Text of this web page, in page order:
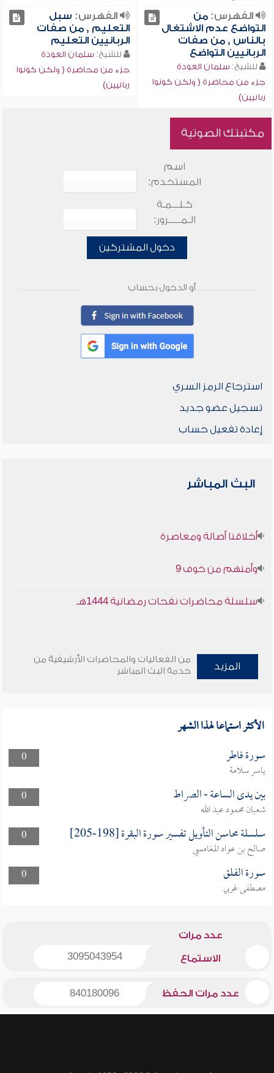
الفهرس:من
التواضع عدم الاشتغال
بالناس , من صفات
الربانيين التواضع
للشيخ: سلمان العودة
جزء من محاضرة ( ولكن كونوا
ربانيين)
الفهرس: سبل
التعليم , من صفات
الربانيين التعليم
للشيخ: سلمان العودة
جزء من محاضرة ( ولكن كونوا
ربانيين)
مكتبتك الصوتية
اسم
المستخدم:
كـلـــمـة
الـمـــــرور:
دخول المشتركين
أو الدخول بحساب
استرجاع الرمز السري
تسجيل عضو جديد
إعادة تفعيل حساب
البث المباشر
أخلاقنا أصالة ومعاصرة
وأمنهم من خوف 9
سلسلة محاضرات نفحات رمضانية 1444هـ
المزيد
من الفعاليات والمحاضرات الأرشيفية من
خدمة البث المباشر
الأكثر استماعا لهذا الشهر
0 سورة فاطر
ياسر سلامة
0
بين يدى الساعة - الصراط
شعبان محمود عبد الله
0
سلسلة محاسن التأويل تفسير سورة البقرة [198-205]
صالح بن عواد المغامسي
0
سورة الفلق
مصطفى غربي
عدد مرات
الاستماع 3095043954
عدد مرات الحفظ 840180096